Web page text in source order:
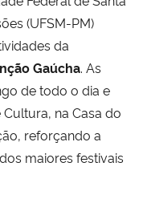
(UFSM-PM)
da
Gaúcha. As
de todo o dia e
na Casa do
reforçando a
maiores festivais